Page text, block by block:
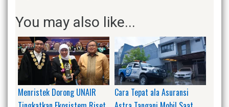
You may also like...
Menristek Dorong UNAIR
Cara Tepat ala Asuransi